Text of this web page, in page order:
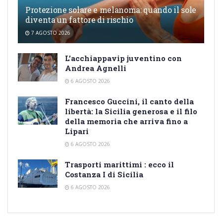
Protezione solare e melanoma: quando il sole
diventa un fattore di rischio
7 AGOSTO 2026
L’acchiappavip juventino con
Andrea Agnelli
6 AGOSTO 2026
Francesco Guccini, il canto della
libertà: la Sicilia generosa e il filo
della memoria che arriva fino a
Lipari
6 AGOSTO 2026
Trasporti marittimi : ecco il
Costanza I di Sicilia
6 AGOSTO 2026